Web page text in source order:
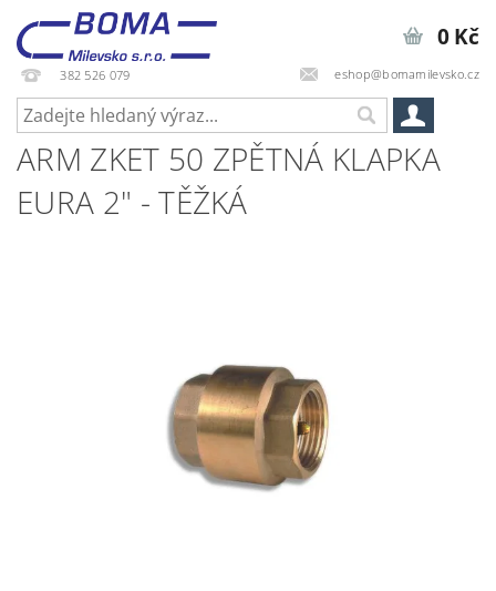
382 526 079 eshop@bomamilevsko.cz
0 Kč
ARM ZKET 50 ZPĚTNÁ KLAPKA
EURA 2" - TĚŽKÁ